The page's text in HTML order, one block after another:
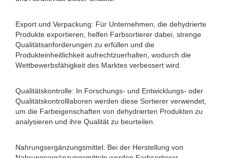
Export und Verpackung: Für Unternehmen, die dehydrierte
Produkte exportieren, helfen Farbsortierer dabei, strenge
Qualitätsanforderungen zu erfüllen und die
Produkteinheitlichkeit aufrechtzuerhalten, wodurch die
Wettbewerbsfähigkeit des Marktes verbessert wird.
Qualitätskontrolle: In Forschungs- und Entwicklungs- oder
Qualitätskontrolllaboren werden diese Sortierer verwendet,
um die Farbeigenschaften von dehydrierten Produkten zu
analysieren und ihre Qualität zu beurteilen.
Nahrungsergänzungsmittel: Bei der Herstellung von